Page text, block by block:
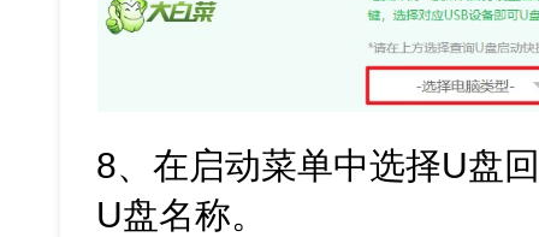
8、在启动菜单中选择U盘
U盘名称。